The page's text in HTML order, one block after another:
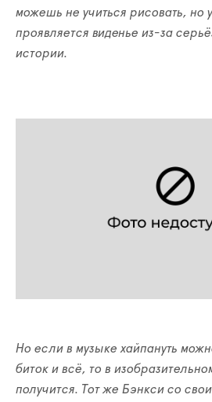
можешь не учиться рисовать, но
проявляется виденье из-за
истории.
Но если в музыке хайпануть
биток и всё, то в
получится. Тот же Бэнкси со